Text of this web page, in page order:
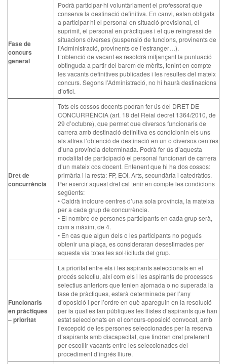
Fase de
concurs
general
Podrà participar-hi voluntàriament el professorat que
conserva la destinació definitiva. En canvi, estan obligats
a participar-hi el personal en situació provisional, el
suprimit, el personal en pràctiques i el que reingressi de
situacions diverses (suspensió de funcions, provinents de
l’Administració, provinents de l’estranger…).
L’obtenció de vacant es resoldrà mitjançant la puntuació
obtinguda a partir del barem de mèrits, tenint en compte
les vacants definitives publicades i les resultes del mateix
concurs. Segons l’Administració, no hi haurà destinacions
d’ofici.
Dret de
concurrència
Tots els cossos docents podran fer ús del DRET DE
CONCURRÈNCIA (art. 18 del Reial decret 1364/2010, de
29 d’octubre), que permet que diversos funcionaris de
carrera amb destinació definitiva es condicionin els uns
als altres l’obtenció de destinació en un o diversos centres
d’una província determinada. Podrà fer ús d’aquesta
modalitat de participació el personal funcionari de carrera
d’un mateix cos docent. Entenent que hi ha dos cossos:
primària i la resta: FP, EOI, Arts, secundària i catedràtics.
Per exercir aquest dret cal tenir en compte les condicions
següents:
• Caldrà incloure centres d’una sola província, la mateixa
per a cada grup de concurrència.
• El nombre de persones participants en cada grup serà,
com a màxim, de 4.
• En cas que algun dels o les participants no pogués
obtenir una plaça, es consideraran desestimades per
aquesta via totes les sol·licituds del grup.
Funcionaris
en pràctiques
– prioritat
La prioritat entre els i les aspirants seleccionats en el
procés selectiu, així com els i les aspirants de processos
selectius anteriors que tenien ajornada o no superada la
fase de pràctiques, estarà determinada per l’any
d’oposició i per l’ordre en què apareguin en la resolució
per la qual es fan públiques les llistes d’aspirants que han
estat seleccionats en el concurs-oposició convocat, amb
l’excepció de les persones seleccionades per la reserva
d’aspirants amb discapacitat, que tindran dret preferent
per escollir vacants entre les seleccionades del
procediment d’ingrés lliure.